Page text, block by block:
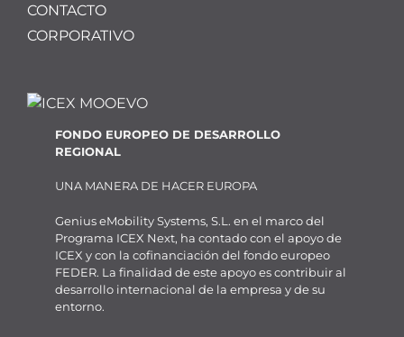
CONTACTO
CORPORATIVO
FONDO EUROPEO DE DESARROLLO
REGIONAL
UNA MANERA DE HACER EUROPA
Genius eMobility Systems, S.L. en el marco del
Programa ICEX Next, ha contado con el apoyo de
ICEX y con la cofinanciación del fondo europeo
FEDER. La finalidad de este apoyo es contribuir al
desarrollo internacional de la empresa y de su
entorno.